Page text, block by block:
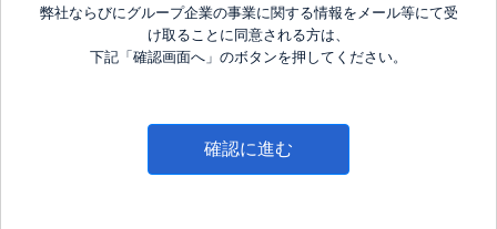
弊社ならびにグループ企業の事業に関する情報をメール等にて受
け取ることに同意される方は、
下記「確認画面へ」のボタンを押してください。